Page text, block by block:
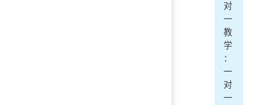
对
一
教
学
：
一
对
一